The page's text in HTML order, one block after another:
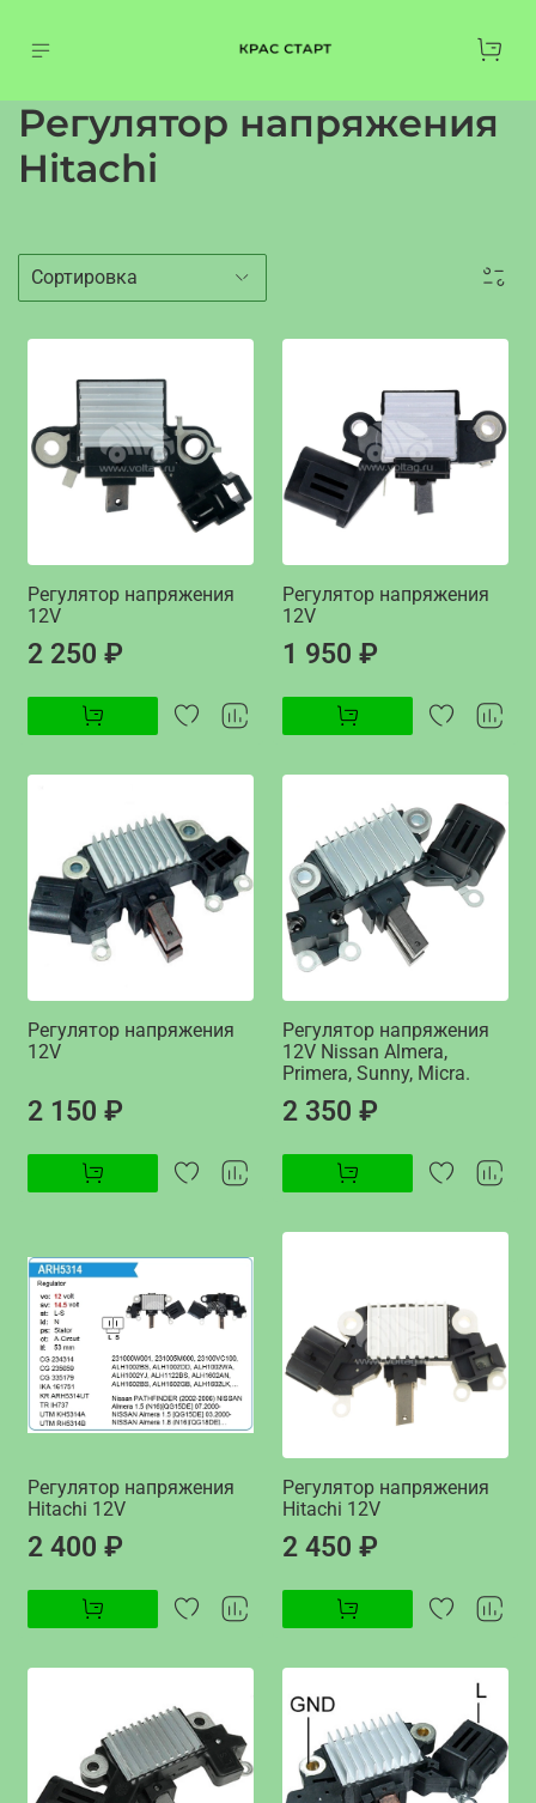
Регулятор напряжения
Hitachi
Регулятор напряжения
12V
2 250 ₽
Регулятор напряжения
12V
1 950 ₽
Регулятор напряжения
12V
2 150 ₽
Регулятор напряжения
12V Nissan Almera,
Primera, Sunny, Micra.
2 350 ₽
Регулятор напряжения
Hitachi 12V
2 400 ₽
Регулятор напряжения
Hitachi 12V
2 450 ₽